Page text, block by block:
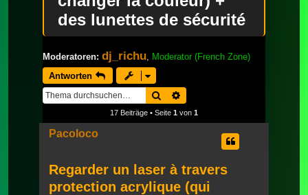
des lunettes de sécurité
Moderatoren: dj_richu, Moderator (French Zone)
Antworten
Suche
17 Beiträge • Seite 1 von 1
Pacoloco
Regarder un laser à travers
protection acrylique (qui